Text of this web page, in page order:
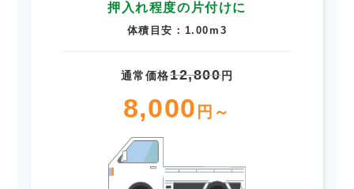
押入れ程度の片付けに
体積目安：1.00m3
通常価格12,800円
8,000 円～